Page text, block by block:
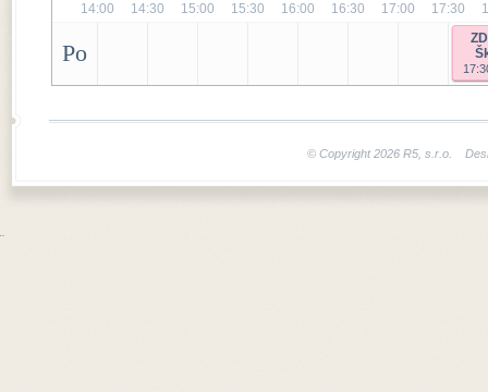
14:00 14:30 15:00 15:30 16:00 16:30 17:00 17:30
Po
© Copyright 2026 R5, s.r.o.
¨